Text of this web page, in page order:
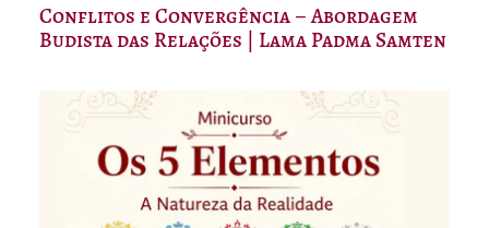
Conflitos e Convergência – Abordagem
Budista das Relações | Lama Padma Samten